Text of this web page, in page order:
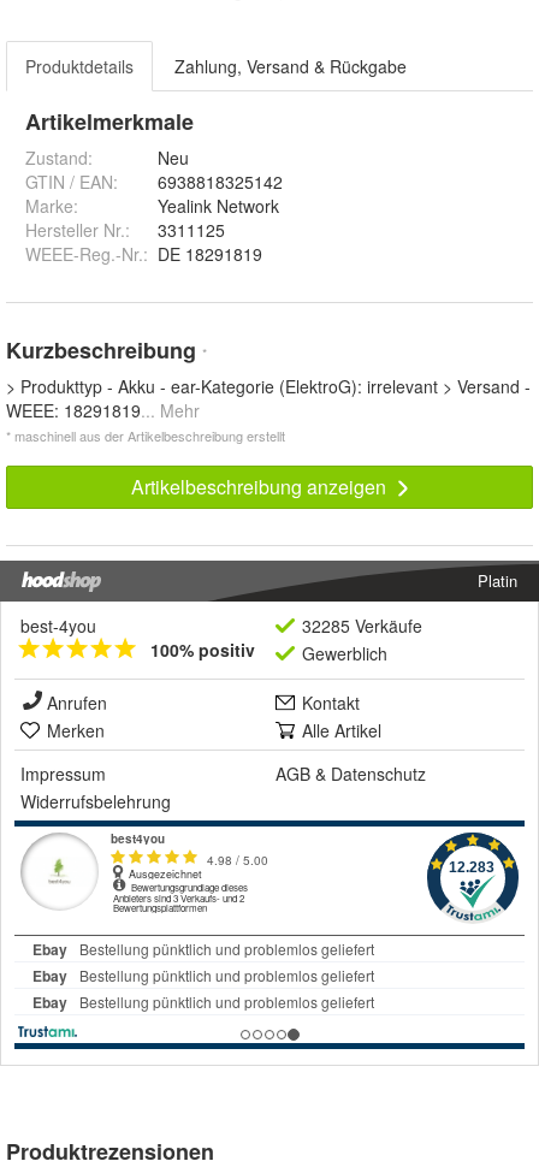
Produktdetails Zahlung, Versand & Rückgabe
Artikelmerkmale
Zustand:
Neu
GTIN / EAN:
6938818325142
Marke:
Yealink Network
Hersteller Nr.:
3311125
WEEE-Reg.-Nr.: DE 18291819
Kurzbeschreibung *
> Produkttyp - Akku - ear-Kategorie (ElektroG): irrelevant > Versand -
WEEE: 18291819... Mehr
* maschinell aus der Artikelbeschreibung erstellt
Artikelbeschreibung anzeigen
Platin
best-4you
100% positiv
32285 Verkäufe
Gewerblich
Anrufen
Kontakt
Merken
Alle Artikel
Impressum
AGB & Datenschutz
Widerrufsbelehrung
Produktrezensionen